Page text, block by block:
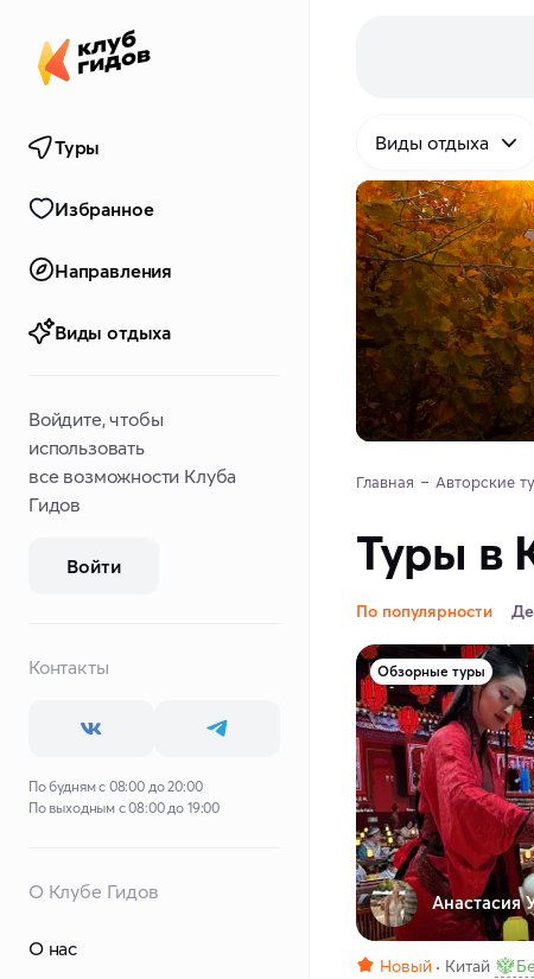
Туры
Избранное
Направления
Виды отдыха
Войдите, чтобы
использовать
все возможности Клуба
Гидов
Войти
Контакты
По будням с 08:00 до 20:00
По выходным с 08:00 до 19:00
О Клубе Гидов
О нас
Виды отдыха
Главная Авторские
Туры в
По популярности
Обзорные туры
Анастасия
Новый Китай